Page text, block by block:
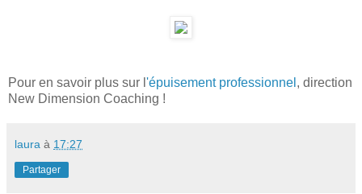
Pour en savoir plus sur l 'épuisement professionnel , direction
New Dimension Coaching !
laura à 17:27
Partager